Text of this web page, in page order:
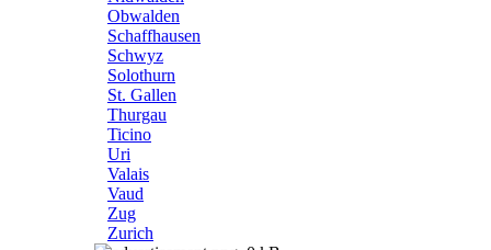
Obwalden
Schaffhausen
Schwyz
Solothurn
St. Gallen
Thurgau
Ticino
Uri
Valais
Vaud
Zug
Zurich